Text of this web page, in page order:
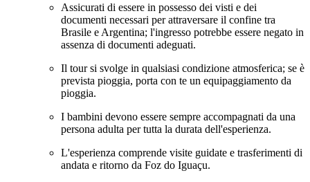
Assicurati di essere in possesso dei visti e dei
documenti necessari per attraversare il confine tra
Brasile e Argentina; l'ingresso potrebbe essere negato in
assenza di documenti adeguati.
Il tour si svolge in qualsiasi condizione atmosferica; se è
prevista pioggia, porta con te un equipaggiamento da
pioggia.
I bambini devono essere sempre accompagnati da una
persona adulta per tutta la durata dell'esperienza.
L'esperienza comprende visite guidate e trasferimenti di
andata e ritorno da Foz do Iguaçu.